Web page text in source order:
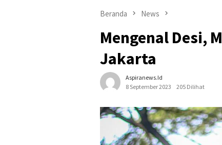
Beranda News
Mengenal Desi,
Jakarta
Aspiranews.id
8 September 2023
205 Dilihat